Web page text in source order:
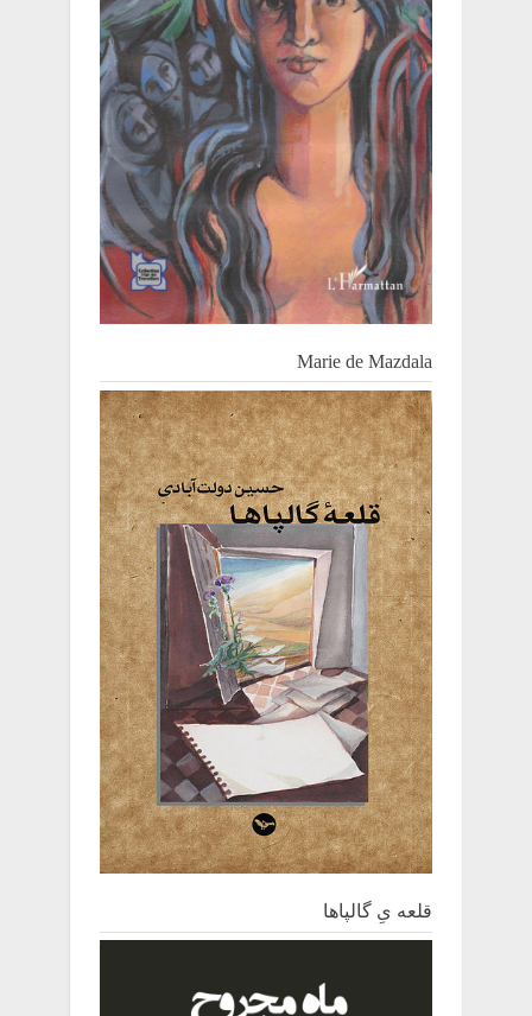
Marie de Mazdala
قلعه یِ ‌گالپاها